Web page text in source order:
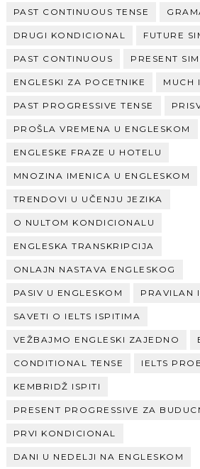
PAST CONTINUOUS TENSE
DRUGI KONDICIONAL FUTURE
PAST CONTINUOUS PRESENT
ENGLESKI ZA POCETNIKE MUCH
PAST PROGRESSIVE TENSE
PROŠLA VREMENA U ENGLESKOM
ENGLESKE FRAZE U HOTELU
MNOZINA IMENICA U ENGLESKOM
TRENDOVI U UČENJU JEZIKA
O NULTOM KONDICIONALU
ENGLESKA TRANSKRIPCIJA
ONLAJN NASTAVA ENGLESKOG
PASIV U ENGLESKOM PRAVILAN
SAVETI O IELTS ISPITIMA
VEŽBAJMO ENGLESKI ZAJEDNO
CONDITIONAL TENSE IELTS
KEMBRIDŽ ISPITI
PRESENT PROGRESSIVE ZA
PRVI KONDICIONAL
DANI U NEDELJI NA ENGLESKOM